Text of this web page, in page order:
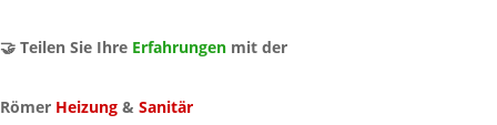
🤝 Teilen Sie Ihre Erfahrungen mit der
Römer Heizung & Sanitär